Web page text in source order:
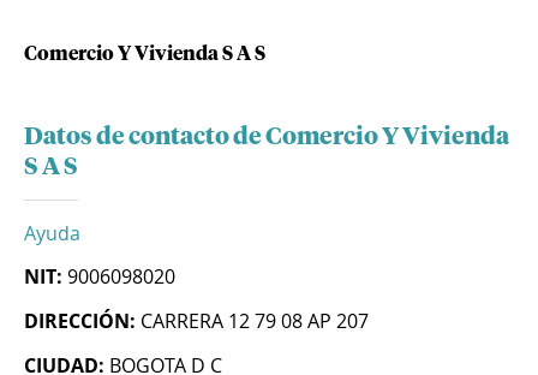
Comercio Y Vivienda S A S
Datos de contacto de Comercio Y Vivienda
S A S
Ayuda
NIT: 9006098020
DIRECCIÓN: CARRERA 12 79 08 AP 207
CIUDAD: BOGOTA D C